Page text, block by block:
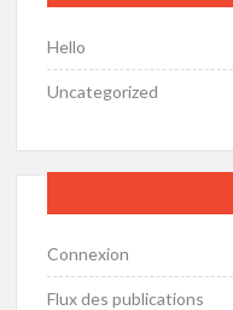
Hello
Uncategorized
Connexion
Flux des publications